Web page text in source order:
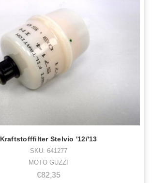
Kraftstofffilter Stelvio '12/'13
SKU: 641277
MOTO GUZZI
€82,35